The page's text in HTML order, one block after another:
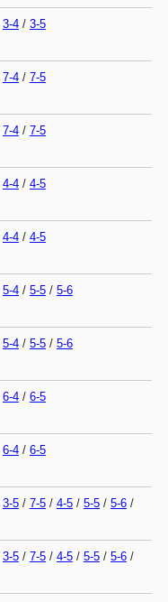
3-4/ 3-5
7-4/ 7-5
7-4/ 7-5
4-4/ 4-5
4-4/ 4-5
5-4/ 5-5/ 5-6
5-4/ 5-5/ 5-6
6-4/ 6-5
6-4/ 6-5
3-5/ 7-5/ 4-5/ 5-5/ 5-6/
3-5/ 7-5/ 4-5/ 5-5/ 5-6/